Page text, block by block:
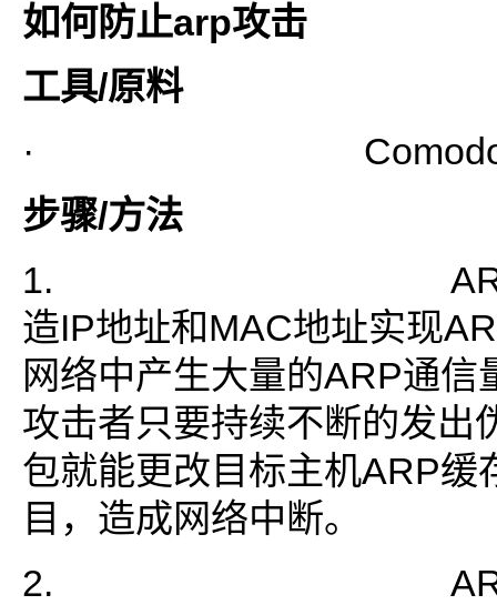
如何防止arp攻击
工具/原料
· Comodo 防
步骤/方法
1. ARP攻击
造IP地址和MAC地址实现
网络中产生大量的ARP通信
攻击者只要持续不断的发出
包就能更改目标主机ARP缓
目，造成网络中断。
2. ARP攻击